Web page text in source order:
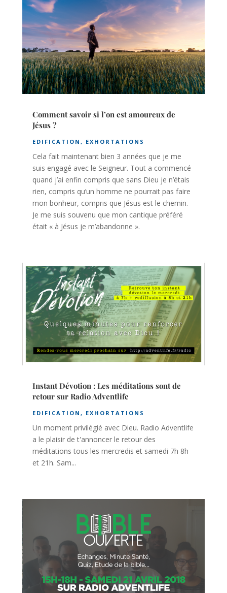
Comment savoir si l’on est amoureux de
Jésus ?
EDIFICATION , EXHORTATIONS
Cela fait maintenant bien 3 années que je me
suis engagé avec le Seigneur. Tout a commencé
quand j’ai enfin compris que sans Dieu je n’étais
rien, compris qu’un homme ne pourrait pas faire
mon bonheur, compris que Jésus est le chemin.
Je me suis souvenu que mon cantique préféré
était « à Jésus je m’abandonne ».
Instant Dévotion : Les méditations sont de
retour sur Radio Adventlife
EDIFICATION , EXHORTATIONS
Un moment privilégié avec Dieu. Radio Adventlife
a le plaisir de t'annoncer le retour des
méditations tous les mercredis et samedi 7h 8h
et 21h. Sam...